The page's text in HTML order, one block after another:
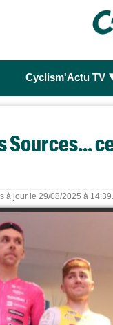
Cyclism'Actu TV
Sources...
à jour le 29/08/2025 à 14:39.